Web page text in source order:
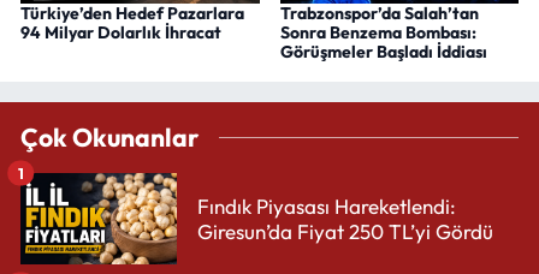
Türkiye’den Hedef Pazarlara
94 Milyar Dolarlık İhracat
Trabzonspor’da Salah’tan
Sonra Benzema Bombası:
Görüşmeler Başladı İddiası
Çok Okunanlar
Fındık Piyasası Hareketlendi:
Giresun’da Fiyat 250 TL’yi Gördü
1